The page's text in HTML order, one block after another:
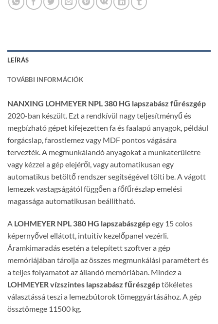
LEÍRÁS
TOVÁBBI INFORMÁCIÓK
NANXING LOHMEYER NPL 380 HG lapszabász fűrészgép
2020-ban készült. Ezt a rendkívül nagy teljesítményű és
megbízható gépet kifejezetten fa és faalapú anyagok, például
forgácslap, farostlemez vagy MDF pontos vágására
tervezték. A megmunkálandó anyagokat a munkaterületre
vagy kézzel a gép elejéről, vagy automatikusan egy
automatikus betöltő rendszer segítségével tölti be. A vágott
lemezek vastagságától függően a főfűrészlap emelési
magassága automatikusan beállítható.
A LOHMEYER NPL 380 HG lapszabászgépegy 15 colos
képernyővel ellátott, intuitív kezelőpanel vezérli.
Áramkimaradás esetén a telepített szoftver a gép
memóriájában tárolja az összes megmunkálási paramétert és
a teljes folyamatot az állandó memóriában. Mindez a
LOHMEYER vízszintes lapszabász fűrészgéptökéletes
választássá teszi a lemezbútorok tömeggyártásához. A gép
össztömege 11500 kg.